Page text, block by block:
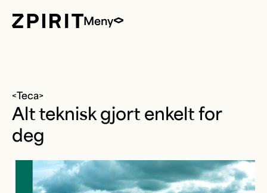
Meny
<Teca>
Alt teknisk gjort enkelt for
deg